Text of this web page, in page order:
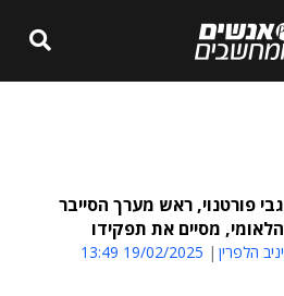
גבי פורטנוי, ראש מערך הסייבר
הלאומי, מסיים את תפקידו
יניב הלפרין 19/02/2025 13:49